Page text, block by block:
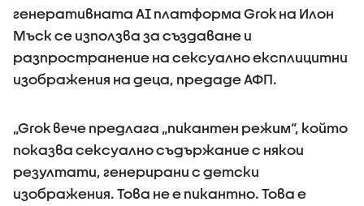
генеративната AI платформа Grok на Илон
Мъск се използва за създаване и
разпространение на сексуално експлицитни
изображения на деца, предаде АФП.
„Grok вече предлага „пикантен режим“, който
показва сексуално съдържание с някои
резултати, генерирани с детски
изображения. Това не е пикантно. Това е